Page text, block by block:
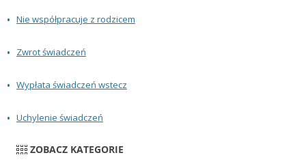
Nie współpracuje z rodzicem
Zwrot świadczeń
Wypłata świadczeń wstecz
Uchylenie świadczeń
ZOBACZ KATEGORIE